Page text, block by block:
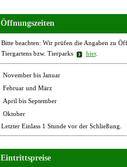
Öffnungszeiten
Bitte beachten: Wir prüfen die Angaben zu
Tiergartens bzw. Tierparks
hier.
November bis Januar
Februar und März
April bis September
Oktober
Letzter Einlass 1 Stunde vor der Schließung.
Eintrittspreise